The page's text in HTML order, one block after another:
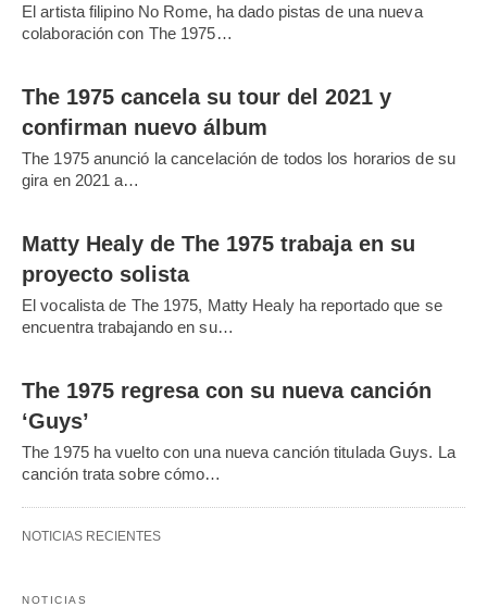
El artista filipino No Rome, ha dado pistas de una nueva
colaboración con The 1975…
The 1975 cancela su tour del 2021 y
confirman nuevo álbum
The 1975 anunció la cancelación de todos los horarios de su
gira en 2021 a…
Matty Healy de The 1975 trabaja en su
proyecto solista
El vocalista de The 1975, Matty Healy ha reportado que se
encuentra trabajando en su…
The 1975 regresa con su nueva canción
‘Guys’
The 1975 ha vuelto con una nueva canción titulada Guys. La
canción trata sobre cómo…
NOTICIAS RECIENTES
NOTICIAS